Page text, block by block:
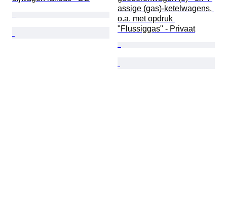
assige (gas)-ketelwagens,
o.a. met opdruk
"Flussiggas" - Privaat